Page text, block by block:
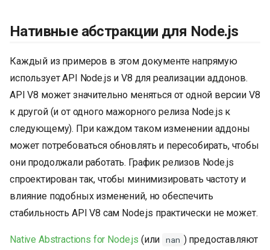
Нативные абстракции для Node.js
Каждый из примеров в этом документе напрямую
использует API Node.js и V8 для реализации аддонов.
API V8 может значительно меняться от одной версии V8
к другой (и от одного мажорного релиза Node.js к
следующему). При каждом таком изменении аддоны
может потребоваться обновлять и пересобирать, чтобы
они продолжали работать. График релизов Node.js
спроектирован так, чтобы минимизировать частоту и
влияние подобных изменений, но обеспечить
стабильность API V8 сам Node.js практически не может.
Native Abstractions for Node.js (или nan ) предоставляют